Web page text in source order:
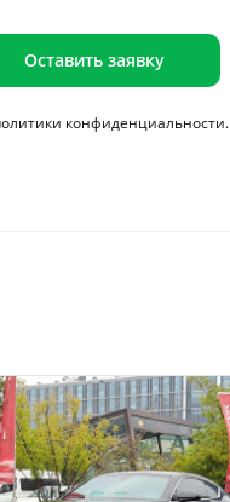
Оставить заявку
конфиденциальности.